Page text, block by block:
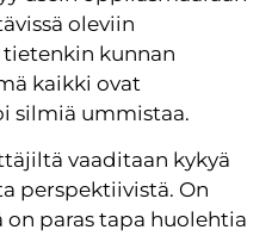
oleviin
kunnan
kaikki ovat
silmiä ummistaa.
vaaditaan kykyä
perspektiivistä. On
paras tapa huolehtia